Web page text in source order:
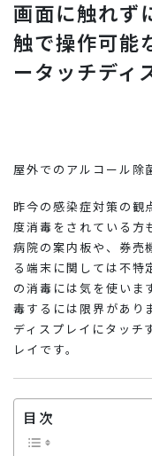
画面に触れず
触で操作可能
ータッチディ
屋外でのアルコール除
昨今の感染症対策の観
度消毒をされている方
病院の案内板や、券売
る端末に関しては不特
の消毒には気を使いま
毒するには限界があり
ディスプレイにタッチ
レイです。
目次